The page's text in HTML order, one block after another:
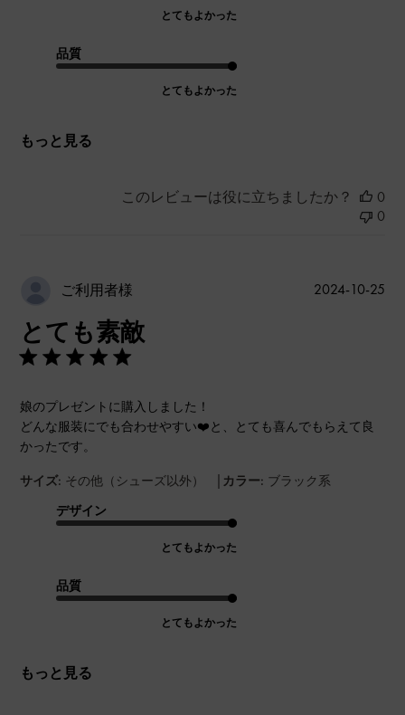
とてもよかった
品質
とてもよかった
もっと見る
このレビューは役に立ちましたか？
0
0
ご利用者様
とても素敵
娘のプレゼントに購入しました！
どんな服装にでも合わせやすい❤️と、とても喜んでもらえて良
かったです。
サイズ: その他（シューズ以外） | カラー: ブラック系
デザイン
とてもよかった
品質
とてもよかった
もっと見る
公
2024-10-25